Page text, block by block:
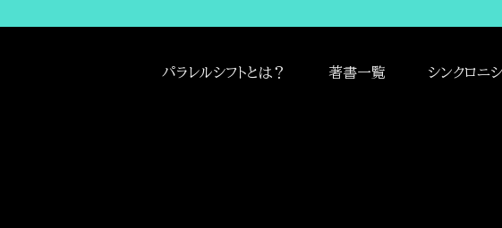
パラレルシフトとは？ 著書一覧 シンクロニ